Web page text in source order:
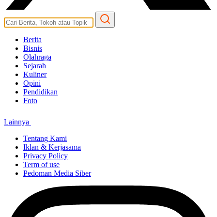
Berita
Bisnis
Olahraga
Sejarah
Kuliner
Opini
Pendidikan
Foto
Lainnya
Tentang Kami
Iklan & Kerjasama
Privacy Policy
Term of use
Pedoman Media Siber